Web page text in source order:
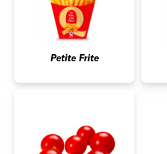
Petite Frite